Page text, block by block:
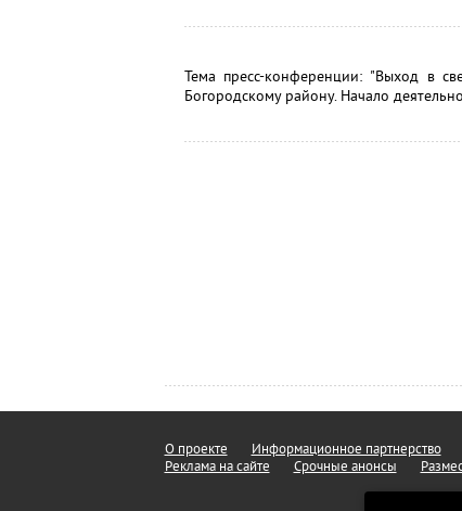
Тема пресс-конференции: "Выход в
Богородскому району. Начало
О проекте Информационное партнерство
Реклама на сайте
Срочные анонсы